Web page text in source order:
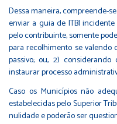
Dessa maneira, compreende-
enviar a guia de ITBI
pelo contribuinte, somente
para recolhimento se valendo
passivo; ou, 2)
instaurar processo
Caso os Municípios não
estabelecidas pelo Superior
nulidade e poderão ser